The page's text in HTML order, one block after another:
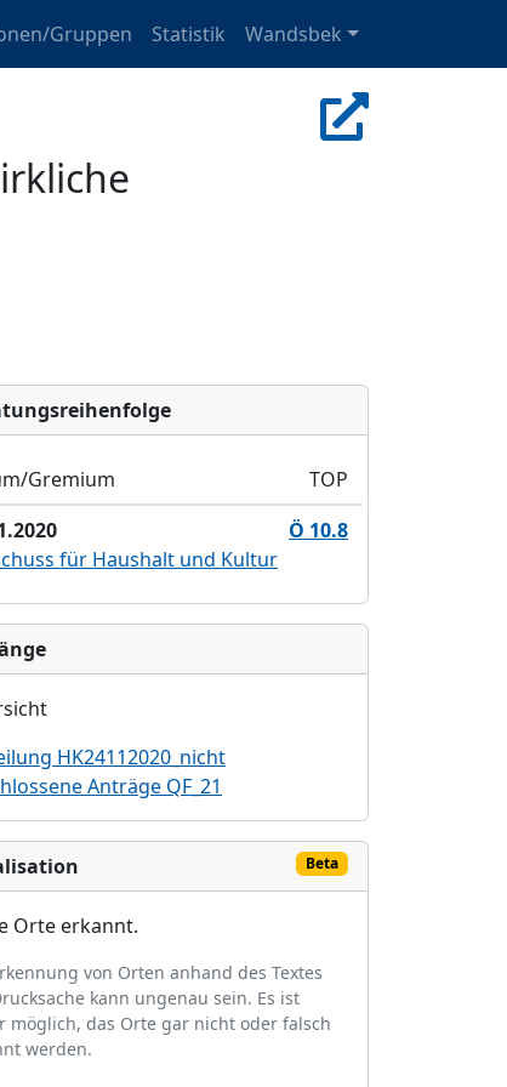
Gruppen Statistik Wandsbek
Gremium
TOP
Ö 10.8
für Haushalt und Kultur
HK24112020_nicht
Anträge QF_21
Beta
Orte erkannt.
von Orten anhand des Textes
kann ungenau sein. Es ist
möglich, das Orte gar nicht oder falsch
werden.